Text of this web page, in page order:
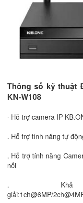
Thông số kỹ thuật
KN-W108
· Hỗ trợ camera IP
. Hỗ trợ tính năng tự
. Hỗ trợ tính năng
nối
. Khả
giải:1ch@6MP/